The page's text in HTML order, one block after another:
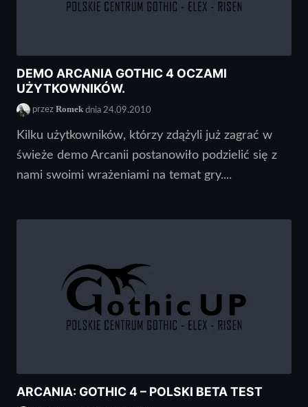
DEMO ARCANIA GOTHIC 4 OCZAMI
UŻYTKOWNIKÓW.
przez Romek dnia 24.09.2010
Kilku użytkowników, którzy zdążyli już zagrać w
świeże demo Arcanii postanowiło podzielić się z
nami swoimi wrażeniami na temat gry....
ARCANIA: GOTHIC 4 – POLSKI BETA TEST